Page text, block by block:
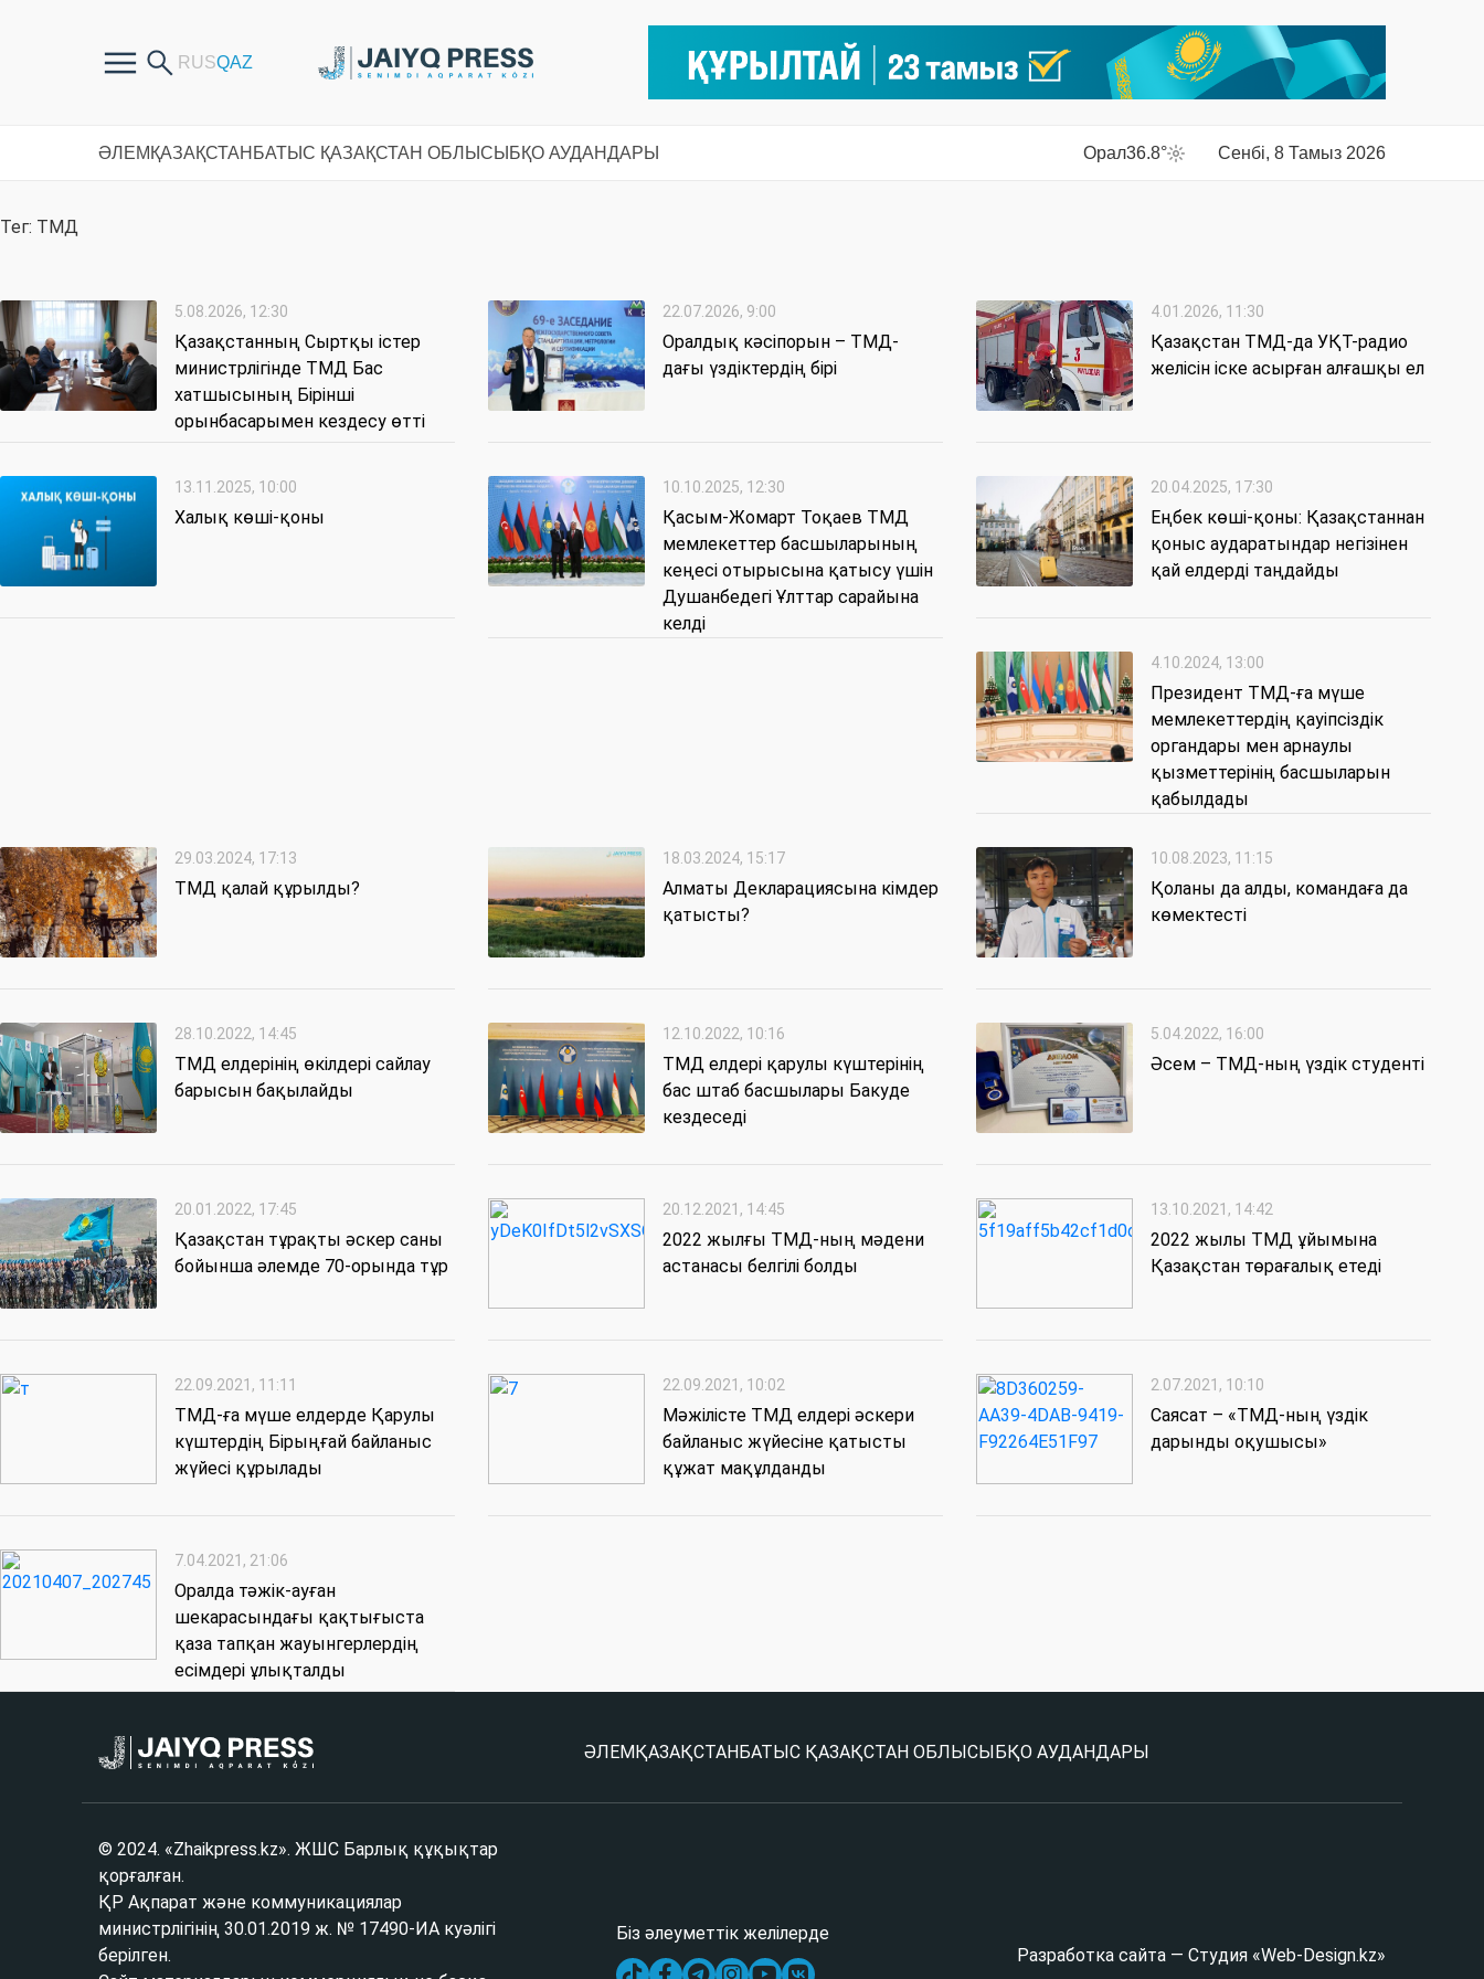
ӘЛЕМ ҚАЗАҚСТАН БАТЫС ҚАЗАҚСТАН ОБЛЫСЫ БҚО АУДАНДАРЫ Орал36.8° Сенбі, 8 Тамыз 2026
Тег: ТМД
5.08.2026, 12:30
Қазақстанның Сыртқы істер
министрлігінде ТМД Бас
хатшысының Бірінші
орынбасарымен кездесу өтті
22.07.2026, 9:00
Оралдық кәсіпорын – ТМД-
дағы үздіктердің бірі
4.01.2026, 11:30
Қазақстан ТМД-да УҚТ-радио
желісін іске асырған алғашқы ел
13.11.2025, 10:00
Халық көші-қоны
10.10.2025, 12:30
Қасым-Жомарт Тоқаев ТМД
мемлекеттер басшыларының
кеңесі отырысына қатысу үшін
Душанбедегі Ұлттар сарайына
келді
20.04.2025, 17:30
Еңбек көші-қоны: Қазақстаннан
қоныс аударатындар негізінен
қай елдерді таңдайды
4.10.2024, 13:00
Президент ТМД-ға мүше
мемлекеттердің қауіпсіздік
органдары мен арнаулы
қызметтерінің басшыларын
қабылдады
29.03.2024, 17:13
ТМД қалай құрылды?
18.03.2024, 15:17
Алматы Декларациясына кімдер
қатысты?
10.08.2023, 11:15
Қоланы да алды, командаға да
көмектесті
28.10.2022, 14:45
ТМД елдерінің өкілдері сайлау
барысын бақылайды
12.10.2022, 10:16
ТМД елдері қарулы күштерінің
бас штаб басшылары Бакуде
кездеседі
5.04.2022, 16:00
Әсем – ТМД-ның үздік студенті
20.01.2022, 17:45
Қазақстан тұрақты әскер саны
бойынша әлемде 70-орында тұр
20.12.2021, 14:45
2022 жылғы ТМД-ның мәдени
астанасы белгілі болды
13.10.2021, 14:42
2022 жылы ТМД ұйымына
Қазақстан төрағалық етеді
22.09.2021, 11:11
ТМД-ға мүше елдерде Қарулы
күштердің Бірыңғай байланыс
жүйесі құрылады
22.09.2021, 10:02
Мәжілісте ТМД елдері әскери
байланыс жүйесіне қатысты
құжат мақұлданды
2.07.2021, 10:10
Саясат – «ТМД-ның үздік
дарынды оқушысы»
7.04.2021, 21:06
Оралда тәжік-ауған
шекарасындағы қақтығыста
қаза тапқан жауынгерлердің
есімдері ұлықталды
ӘЛЕМ ҚАЗАҚСТАН БАТЫС ҚАЗАҚСТАН ОБЛЫСЫ БҚО АУДАНДАРЫ
© 2024. «Zhaikpress.kz». ЖШС Барлық құқықтар
қорғалған.
ҚР Ақпарат және коммуникациялар
министрлігінің 30.01.2019 ж. № 17490-ИА куәлігі
берілген.
Біз әлеуметтік желілерде
Разработка сайта — Студия «Web-Design.kz»